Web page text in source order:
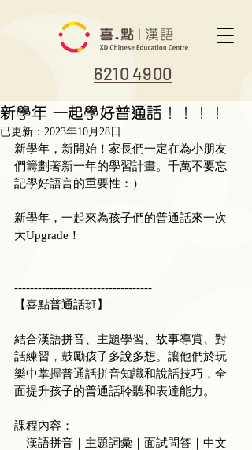
6210 4900
新學年 一起學好普通話！！！！
已更新： 2023年10月28日
新學年，新開始！家長們一定在為小朋友
們籌劃著新一年的學習計畫。千萬不要忘
記學好語言的重要性：）
新學年，一起來為孩子們的普通話來一次
大Upgrade！
-----------------------------------
【喜點普通話班】
結合漢語拼音、主題學習、故事導賞、對
話練習，鼓勵孩子多說多想。讓他們於玩
樂中掌握普通話拼音知識和說話技巧，全
面提升孩子的普通話聆聽和表達能力。
課程內容：
｜漢語拼音｜主題詞彙｜面試問答｜中文